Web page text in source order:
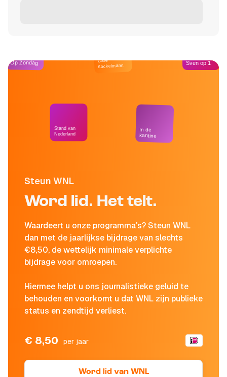
Steun WNL
Word lid. Het telt.
Waardeert u onze programma's? Steun WNL
dan met de jaarlijkse bijdrage van slechts
€8,50, de wettelijk minimale verplichte
bijdrage voor omroepen.
Hiermee helpt u ons journalistieke geluid te
behouden en voorkomt u dat WNL zijn publieke
status en zendtijd verliest.
€ 8,50 per jaar
Word lid van WNL
Op Zondag
Stand van
Nederland
Café
Kockelmann
In de
kantine
Sven op 1